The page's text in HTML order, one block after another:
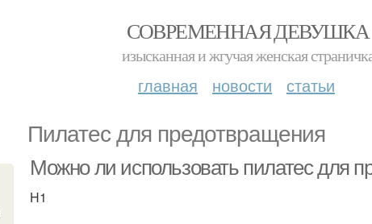
СОВРЕМЕННАЯ ДЕВУШКА
изысканная и жгучая женская
главная новости статьи
Пилатес для предотвращения
Можно ли использовать пилатес для
H1